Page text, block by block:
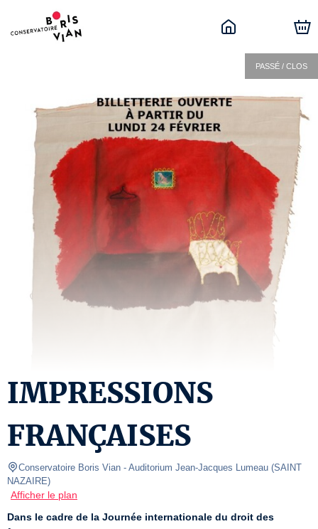
PASSÉ / CLOS
IMPRESSIONS
FRANÇAISES
Conservatoire Boris Vian - Auditorium Jean-Jacques Lumeau (SAINT
NAZAIRE)
Afficher le plan
Dans le cadre de la Journée internationale du droit des